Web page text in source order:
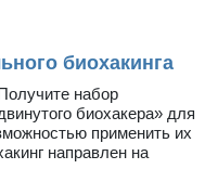
биохакинга
набор
биохакера» для
применить их
направлен на